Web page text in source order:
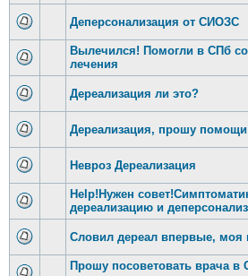
Деперсонализация от СИОЗС
Вылечился! Помогли в СПб со
лечения
Дереализация ли это?
Дереализация, прошу помощи
Невроз Дереализация
Help!Нужен
дереализацию и
Словил дереал впервые, моя
Прошу посоветовать врача в